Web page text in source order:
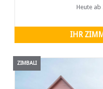
Heute ab
IHR
ZIMBALI